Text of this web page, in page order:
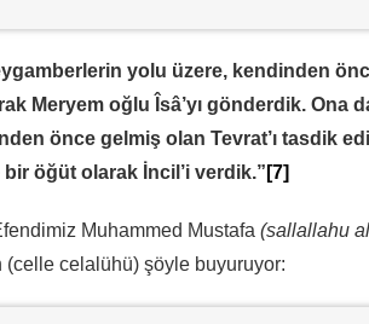
yolu üzere, kendinden
Meryem oğlu Îsâ’yı gönderdik. Ona
önce gelmiş olan Tevrat’ı tasdik
öğüt olarak İncil’i verdik.” [7]
Muhammed Mustafa (sallallahu
(celle celalühü) şöyle buyuruyor: